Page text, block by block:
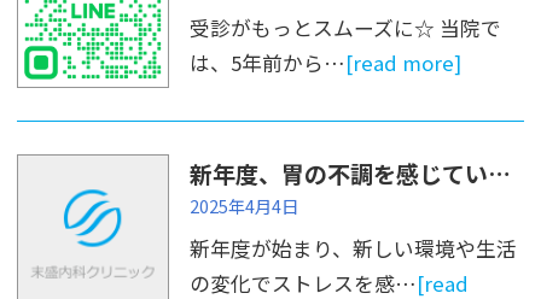
受診がもっとスムーズに☆ 当院で
は、5年前から…[read more]
新年度、胃の不調を感じていませんか？
2025年4月4日
新年度が始まり、新しい環境や生活
の変化でストレスを感…[read